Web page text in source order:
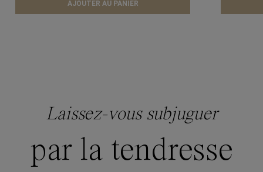
AJOUTER AU PANIER
Laissez-vous subjuguer
par la tendresse